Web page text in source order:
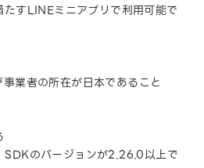
すLINEミニアプリで利用可能で
業者の所在が日本であること
SDKのバージョンが2.26.0以上で